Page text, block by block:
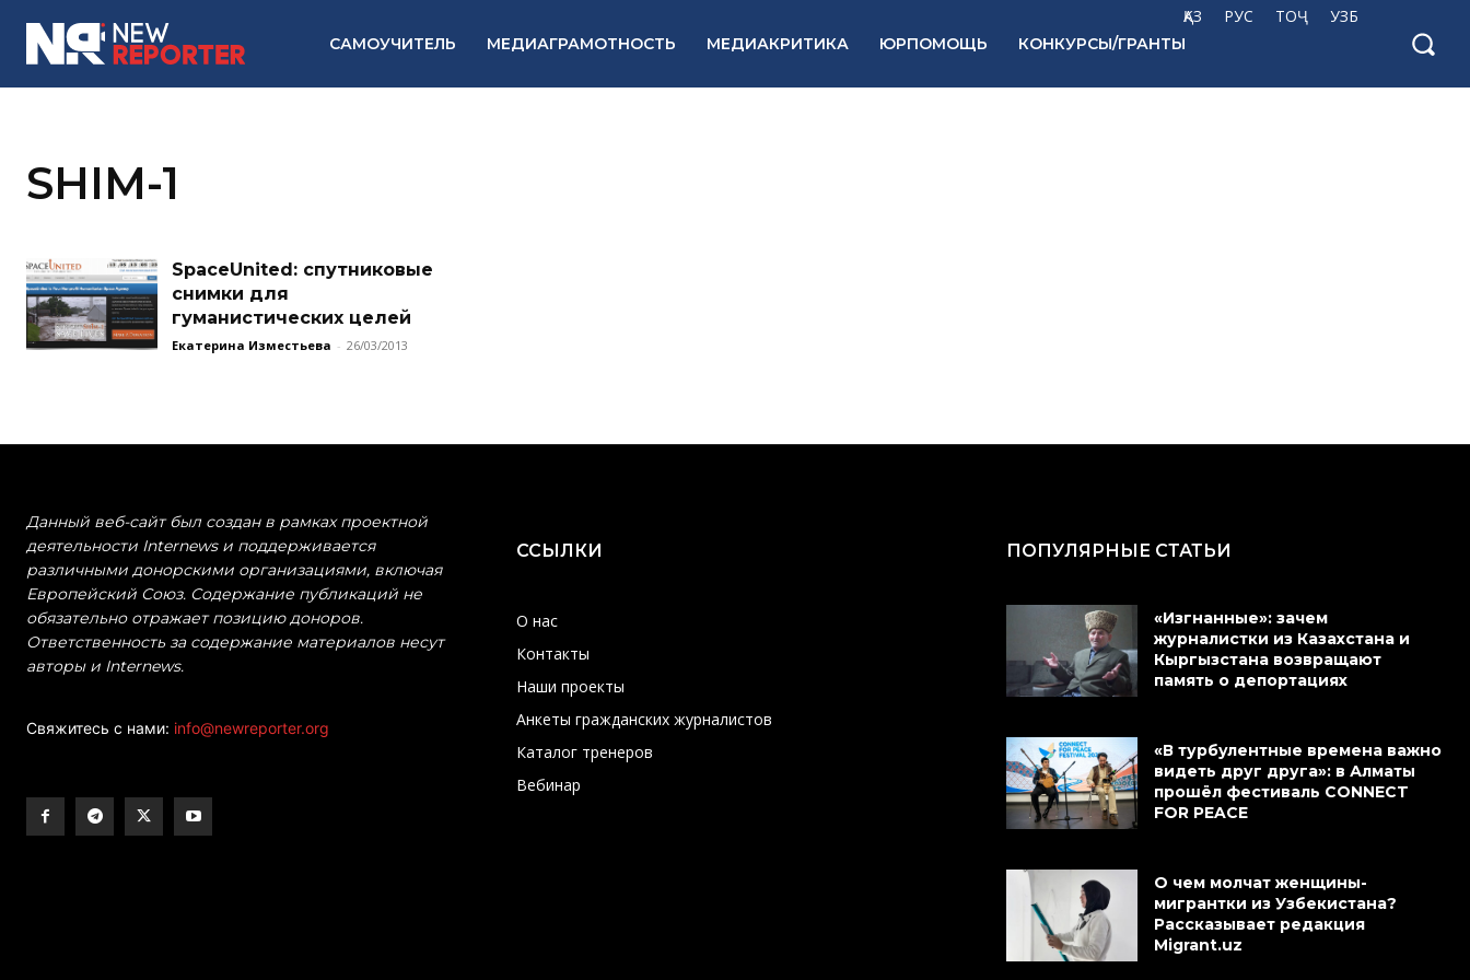
ҚАЗ РУС ТОҶ УЗБ
САМОУЧИТЕЛЬ МЕДИАГРАМОТНОСТЬ МЕДИАКРИТИКА ЮРПОМОЩЬ КОНКУРСЫ/ГРАНТЫ
SHIM-1
SpaceUnited: спутниковые
снимки для
гуманистических целей
Екатерина Изместьева - 26/03/2013
Данный веб-сайт был создан в рамках проектной
деятельности Internews и поддерживается
различными донорскими организациями, включая
Европейский Союз. Содержание публикаций не
обязательно отражает позицию доноров.
Ответственность за содержание материалов несут
авторы и Internews.
Свяжитесь с нами: info@newreporter.org
ССЫЛКИ
О нас
Контакты
Наши проекты
Анкеты гражданских журналистов
Каталог тренеров
Вебинар
ПОПУЛЯРНЫЕ СТАТЬИ
«Изгнанные»: зачем
журналистки из Казахстана и
Кыргызстана возвращают
память о депортациях
«В турбулентные времена важно
видеть друг друга»: в Алматы
прошёл фестиваль CONNECT
FOR PEACE
О чем молчат женщины-
мигрантки из Узбекистана?
Рассказывает редакция
Migrant.uz